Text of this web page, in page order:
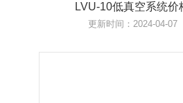
LVU-10低真空系统价
更新时间：2024-04-07